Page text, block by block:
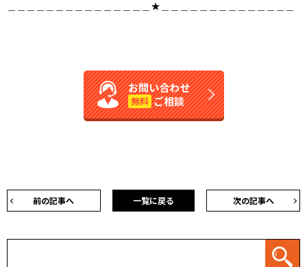
＿＿＿＿＿＿＿＿＿＿＿＿＿＿＿★＿＿＿＿＿＿＿＿＿＿＿＿＿＿
お問い合わせ
無料 ご相談
前の記事へ 次の記事へ
一覧に戻る